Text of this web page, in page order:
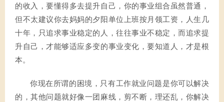
的收入，要懂得多去提升自己，你的事业组合虽然普通，
但不太建议你去妈妈的夕阳单位上班按月领工资，人生几
十年，只追求事业稳定的人，往往事业不稳定，而追求提
升自己，才能够适应多变的事业变化，要知道人，才是根
本。
你现在所谓的困境，只有工作就业问题是你可以解决
的，其他问题就好像一团麻线，剪不断，理还乱，你解决